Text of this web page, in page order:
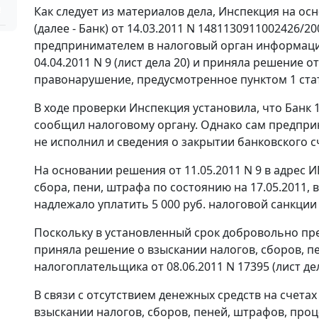
Как следует из материалов дела, Инспекция на
(далее - Банк) от 14.03.2011 N 1481130911002426/
предпринимателем в налоговый орган
04.04.2011 N 9 (лист дела 20) и приняла решение
правонарушение, предусмотренное пунктом 1
В ходе проверки Инспекция установила, что
сообщил налоговому органу. Однако сам
не исполнил и сведения о закрытии банковского
На основании решения от 11.05.2011 N 9 в адрес
сбора, пени, штрафа по состоянию на 17.05.2011,
надлежало уплатить 5 000 руб. налоговой санкции
Поскольку в установленный срок добровольно
приняла решение о взыскании налогов, сборов,
налогоплательщика от 08.06.2011 N 17395 (лист
В связи с отсутствием денежных средств на
взыскании налогов, сборов, пеней, штрафов,